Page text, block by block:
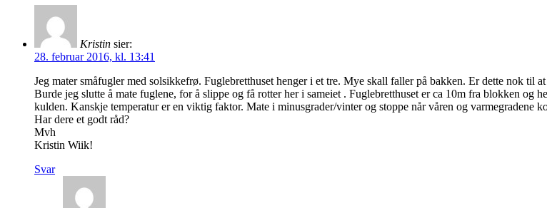
Kristin sier:
28. februar 2016, kl. 13:41
Jeg mater småfugler med solsikkefrø. Fuglebretthuset henger i et tre. Mye skall faller på bakken. Er dette nok til
Burde jeg slutte å mate fuglene, for å slippe og få rotter her i sameiet . Fuglebretthuset er ca 10m fra blokken
kulden. Kanskje temperatur er en viktig faktor. Mate i minusgrader/vinter og stoppe når våren og varmegradene
Har dere et godt råd?
Mvh
Kristin Wiik!
Svar